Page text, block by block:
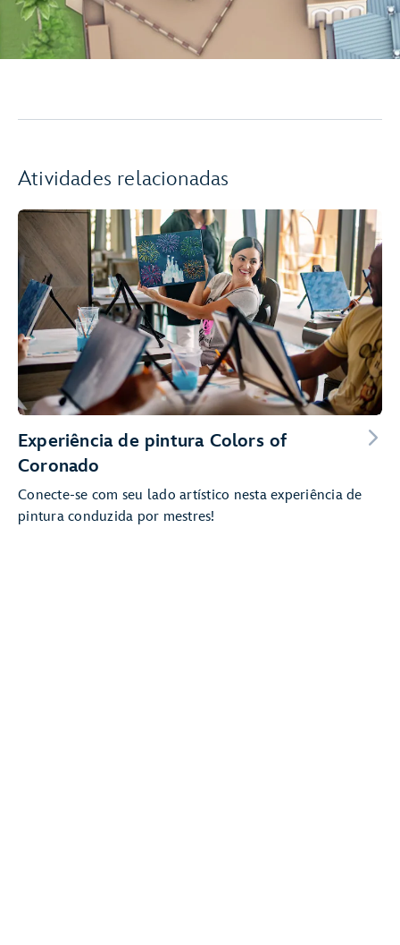
Atividades relacionadas
Experiência de pintura Colors of
Coronado
Conecte-se com seu lado artístico nesta experiência de
pintura conduzida por mestres!